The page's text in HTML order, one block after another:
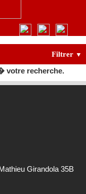
Filtrer ▼
votre recherche.
Girandola 35B